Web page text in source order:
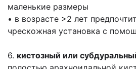
маленькие размеры
• в возрасте >2 лет
чрескожная установка с
6. кистозный или